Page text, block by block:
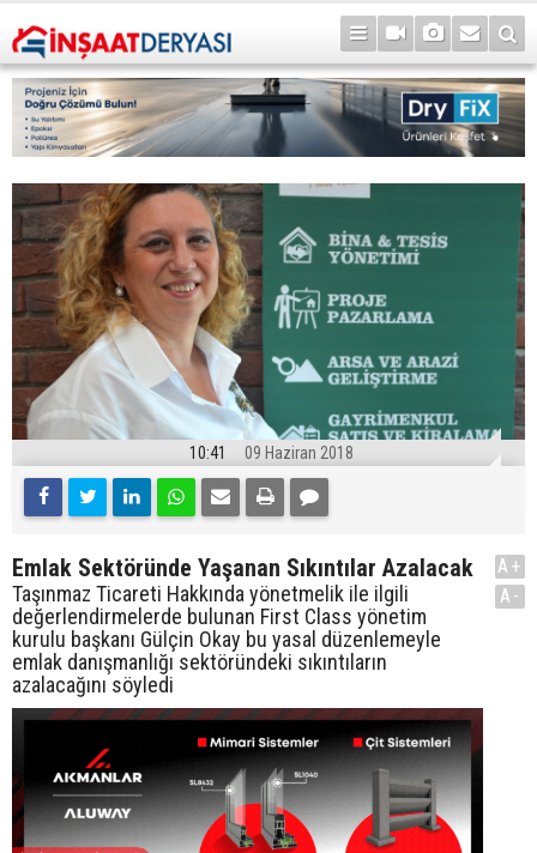
10:41 09 Haziran 2018
Emlak Sektöründe Yaşanan Sıkıntılar Azalacak
Taşınmaz Ticareti Hakkında yönetmelik ile ilgili
değerlendirmelerde bulunan First Class yönetim
kurulu başkanı Gülçin Okay bu yasal düzenlemeyle
emlak danışmanlığı sektöründeki sıkıntıların
azalacağını söyledi
A+
A-